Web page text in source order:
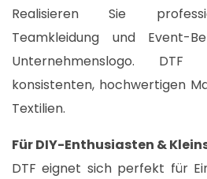
Realisieren Sie
Teamkleidung und Event-
Unternehmenslogo.
konsistenten, hochwertigen
Textilien.​
Für DIY-Enthusiasten &
DTF eignet sich perfekt für